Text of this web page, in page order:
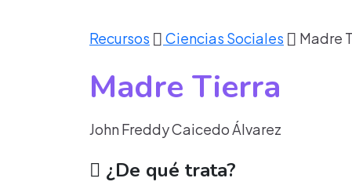
Recursos Ciencias Sociales Madre
Madre Tierra
John Freddy Caicedo Álvarez
¿De qué trata?